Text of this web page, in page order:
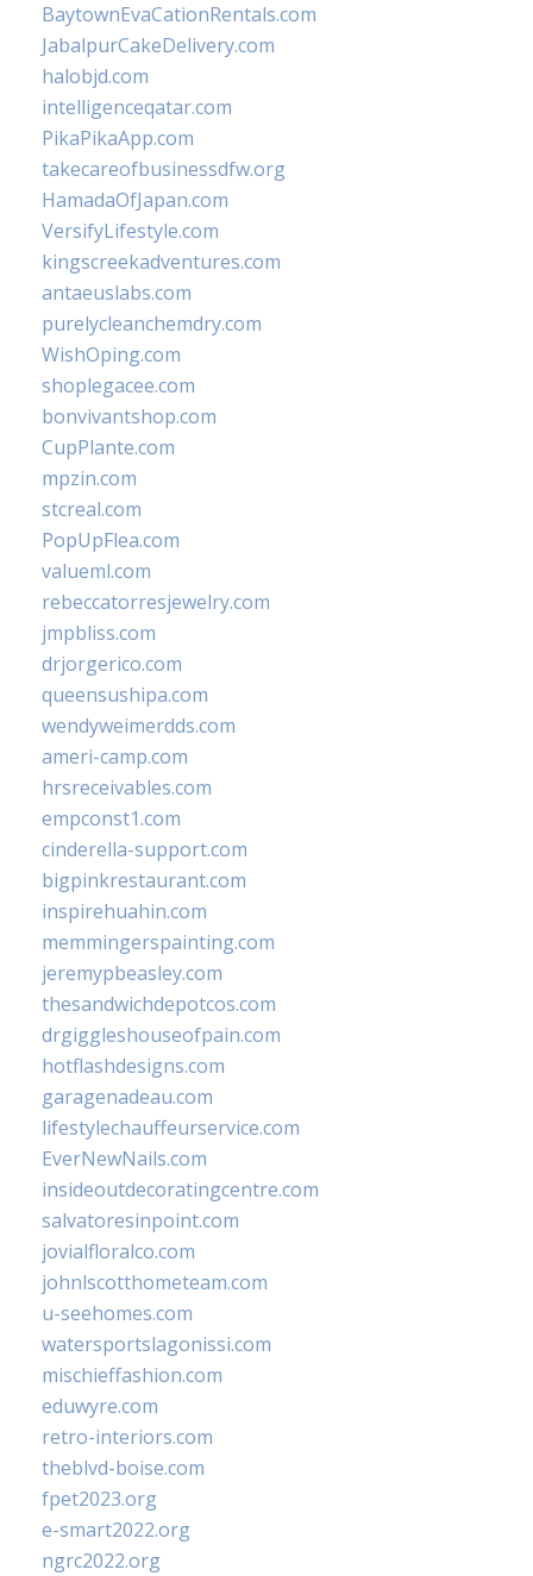
BaytownEvaCationRentals.com
JabalpurCakeDelivery.com
halobjd.com
intelligenceqatar.com
PikaPikaApp.com
takecareofbusinessdfw.org
HamadaOfJapan.com
VersifyLifestyle.com
kingscreekadventures.com
antaeuslabs.com
purelycleanchemdry.com
WishOping.com
shoplegacee.com
bonvivantshop.com
CupPlante.com
mpzin.com
stcreal.com
PopUpFlea.com
valueml.com
rebeccatorresjewelry.com
jmpbliss.com
drjorgerico.com
queensushipa.com
wendyweimerdds.com
ameri-camp.com
hrsreceivables.com
empconst1.com
cinderella-support.com
bigpinkrestaurant.com
inspirehuahin.com
memmingerspainting.com
jeremypbeasley.com
thesandwichdepotcos.com
drgiggleshouseofpain.com
hotflashdesigns.com
garagenadeau.com
lifestylechauffeurservice.com
EverNewNails.com
insideoutdecoratingcentre.com
salvatoresinpoint.com
jovialfloralco.com
johnlscotthometeam.com
u-seehomes.com
watersportslagonissi.com
mischieffashion.com
eduwyre.com
retro-interiors.com
theblvd-boise.com
fpet2023.org
e-smart2022.org
ngrc2022.org